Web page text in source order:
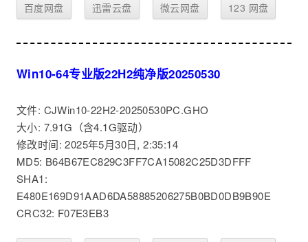
百度网盘 迅雷云盘 微云网盘 123 网盘
Win10-64专业版22H2纯净版20250530
文件: CJWin10-22H2-20250530PC.GHO
大小: 7.91G（含4.1G驱动）
修改时间: 2025年5月30日, 2:35:14
MD5: B64B67EC829C3FF7CA15082C25D3DFFF
SHA1:
E480E169D91AAD6DA58885206275B0BD0DB9B90E
CRC32: F07E3EB3